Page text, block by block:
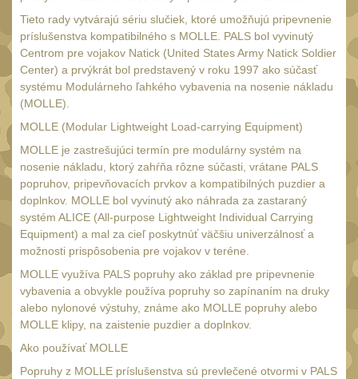
OBLEČENIE
Nosiče plátů a vesty
Prilby
Opasky 24
Chrániče10
Nášivky104
Ponča a pláštěnky
Čepice, kukly, šátky50
Chrániče sluchu7
Ostatní40
DOPLŇKY
Tieto rady vytvárajú sériu slučiek, ktoré umožňujú pripevnenie
príslušenstva kompatibilného s MOLLE. PALS bol vyvinutý
Centrom pre vojakov Natick (United States Army Natick Soldier
Center) a prvýkrát bol predstavený v roku 1997 ako súčasť
systému Modulárneho ľahkého vybavenia na nosenie nákladu
(MOLLE).
MOLLE (Modular Lightweight Load-carrying Equipment)
MOLLE je zastrešujúci termín pre modulárny systém na
nosenie nákladu, ktorý zahŕňa rôzne súčasti, vrátane PALS
popruhov, pripevňovacích prvkov a kompatibilných puzdier a
doplnkov. MOLLE bol vyvinutý ako náhrada za zastaraný
systém ALICE (All-purpose Lightweight Individual Carrying
Equipment) a mal za cieľ poskytnúť väčšiu univerzálnosť a
možnosti prispôsobenia pre vojakov v teréne.
MOLLE využíva PALS popruhy ako základ pre pripevnenie
vybavenia a obvykle používa popruhy so zapínaním na druky
alebo nylonové výstuhy, známe ako MOLLE popruhy alebo
MOLLE klipy, na zaistenie puzdier a doplnkov.
Ako používať MOLLE
Popruhy z MOLLE príslušenstva sú prevlečené otvormi v PALS